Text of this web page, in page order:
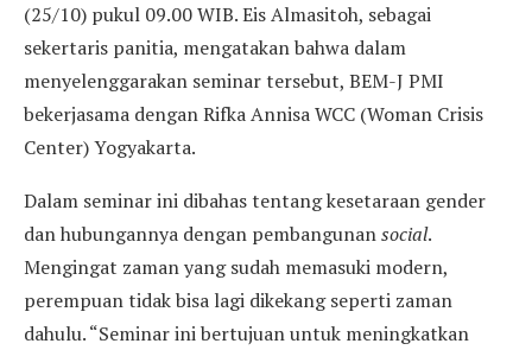
(25/10) pukul 09.00 WIB. Eis Almasitoh, sebagai
sekertaris panitia, mengatakan bahwa dalam
menyelenggarakan seminar tersebut, BEM-J PMI
bekerjasama dengan Rifka Annisa WCC (Woman Crisis
Center) Yogyakarta.
Dalam seminar ini dibahas tentang kesetaraan gender
dan hubungannya dengan pembangunansocial.
Mengingat zaman yang sudah memasuki modern,
perempuan tidak bisa lagi dikekang seperti zaman
dahulu. “Seminar ini bertujuan untuk meningkatkan